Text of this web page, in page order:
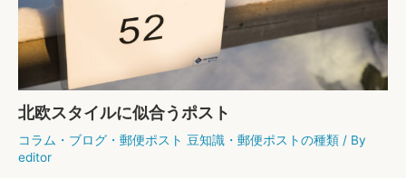
北欧スタイルに似合うポスト
コラム ・ ブログ ・ 郵便ポスト 豆知識 ・ 郵便ポストの種類 / By
editor